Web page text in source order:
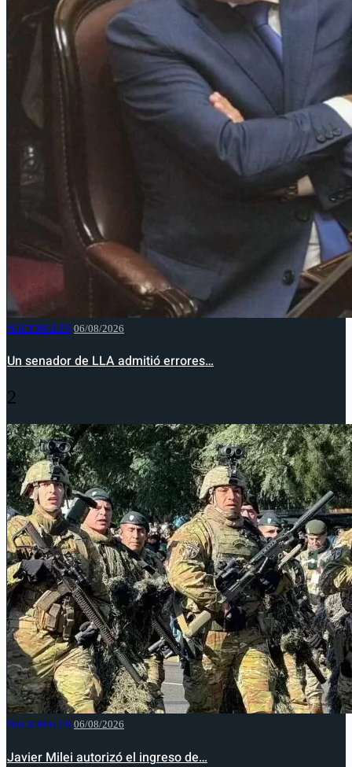
NACIONALES 06/08/2026
Un senador de LLA admitió errores…
2
NACIONALES 06/08/2026
Javier Milei autorizó el ingreso de…